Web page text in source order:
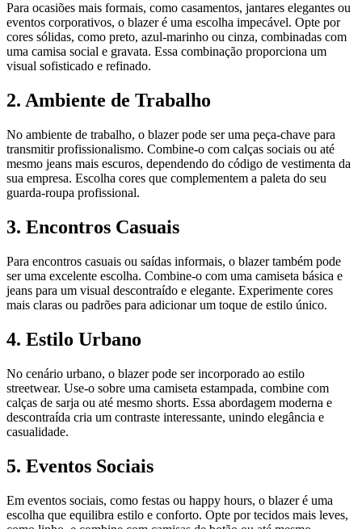
Para ocasiões mais formais, como casamentos, jantares elegantes ou
eventos corporativos, o blazer é uma escolha impecável. Opte por
cores sólidas, como preto, azul-marinho ou cinza, combinadas com
uma camisa social e gravata. Essa combinação proporciona um
visual sofisticado e refinado.
2. Ambiente de Trabalho
No ambiente de trabalho, o blazer pode ser uma peça-chave para
transmitir profissionalismo. Combine-o com calças sociais ou até
mesmo jeans mais escuros, dependendo do código de vestimenta da
sua empresa. Escolha cores que complementem a paleta do seu
guarda-roupa profissional.
3. Encontros Casuais
Para encontros casuais ou saídas informais, o blazer também pode
ser uma excelente escolha. Combine-o com uma camiseta básica e
jeans para um visual descontraído e elegante. Experimente cores
mais claras ou padrões para adicionar um toque de estilo único.
4. Estilo Urbano
No cenário urbano, o blazer pode ser incorporado ao estilo
streetwear. Use-o sobre uma camiseta estampada, combine com
calças de sarja ou até mesmo shorts. Essa abordagem moderna e
descontraída cria um contraste interessante, unindo elegância e
casualidade.
5. Eventos Sociais
Em eventos sociais, como festas ou happy hours, o blazer é uma
escolha que equilibra estilo e conforto. Opte por tecidos mais leves,